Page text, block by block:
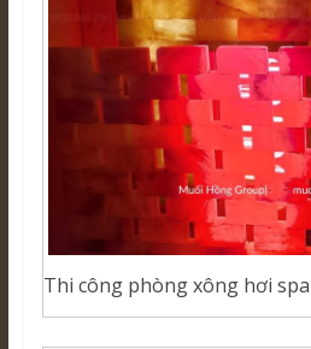
Thi công phòng xông hơi